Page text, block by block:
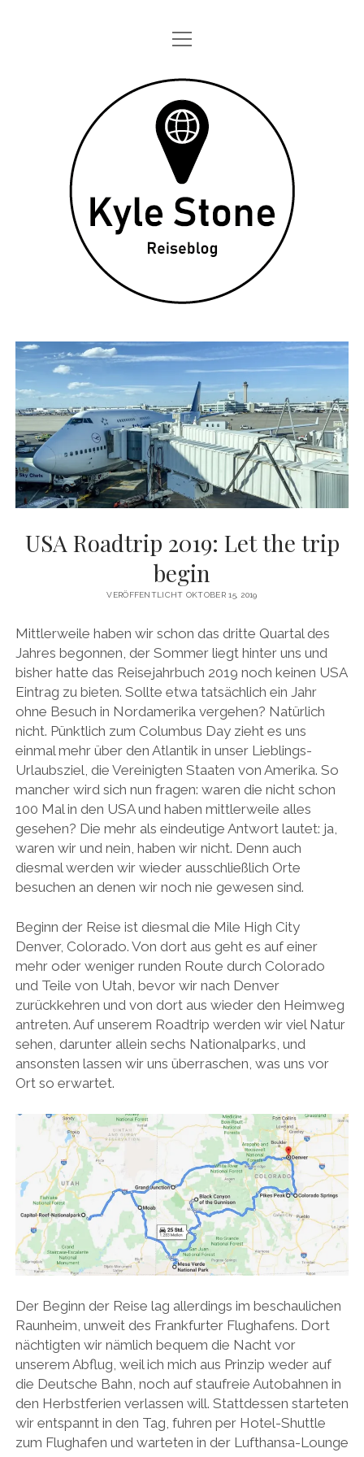
STARTSEITE
ONE DAY IN
TAGEBÜCHER
ÜBER MICH
DATENSCHUTZ
twitterinstagram
Menü
öffnen
Kyle
Stone
USA Roadtrip 2019: Let the trip
begin
VERÖFFENTLICHT OKTOBER 15, 2019
Mittlerweile haben wir schon das dritte Quartal des
Jahres begonnen, der Sommer liegt hinter uns und
bisher hatte das Reisejahrbuch 2019 noch keinen USA
Eintrag zu bieten. Sollte etwa tatsächlich ein Jahr
ohne Besuch in Nordamerika vergehen? Natürlich
nicht. Pünktlich zum Columbus Day zieht es uns
einmal mehr über den Atlantik in unser Lieblings-
Urlaubsziel, die Vereinigten Staaten von Amerika. So
mancher wird sich nun fragen: waren die nicht schon
100 Mal in den USA und haben mittlerweile alles
gesehen? Die mehr als eindeutige Antwort lautet: ja,
waren wir und nein, haben wir nicht. Denn auch
diesmal werden wir wieder ausschließlich Orte
besuchen an denen wir noch nie gewesen sind.
Beginn der Reise ist diesmal die Mile High City
Denver, Colorado. Von dort aus geht es auf einer
mehr oder weniger runden Route durch Colorado
und Teile von Utah, bevor wir nach Denver
zurückkehren und von dort aus wieder den Heimweg
antreten. Auf unserem Roadtrip werden wir viel Natur
sehen, darunter allein sechs Nationalparks, und
ansonsten lassen wir uns überraschen, was uns vor
Ort so erwartet.
Der Beginn der Reise lag allerdings im beschaulichen
Raunheim, unweit des Frankfurter Flughafens. Dort
nächtigten wir nämlich bequem die Nacht vor
unserem Abflug, weil ich mich aus Prinzip weder auf
die Deutsche Bahn, noch auf staufreie Autobahnen in
den Herbstferien verlassen will. Stattdessen starteten
wir entspannt in den Tag, fuhren per Hotel-Shuttle
zum Flughafen und warteten in der Lufthansa-Lounge